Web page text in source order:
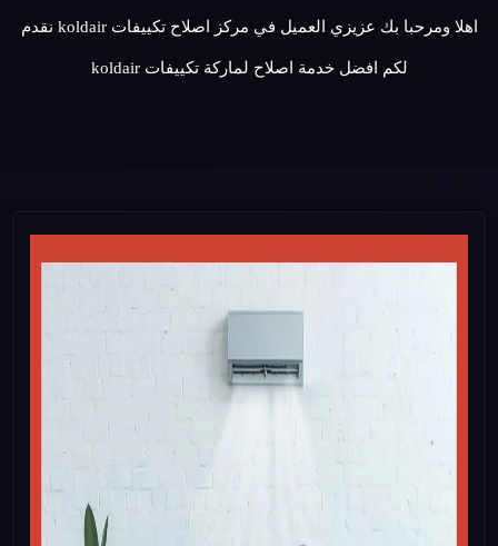
اهلا ومرحبا بك عزيزي العميل في مركز اصلاح تكييفات koldair نقدم
لكم افضل خدمة اصلاح لماركة تكييفات koldair